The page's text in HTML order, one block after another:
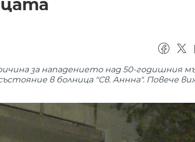
за нападението над 50-годишния
в болница "Св. Аннна". Повече